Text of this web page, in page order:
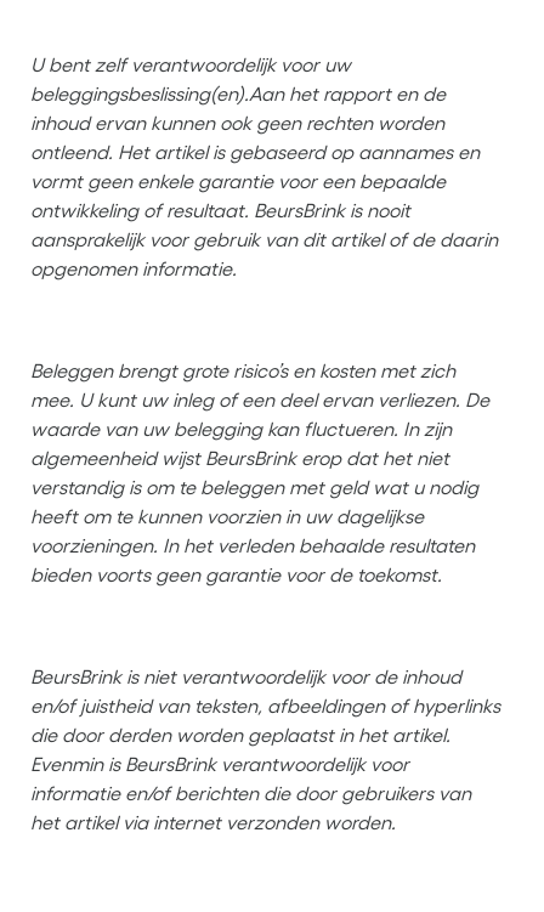
U bent zelf verantwoordelijk voor uw
beleggingsbeslissing(en). Aan het rapport en de
inhoud ervan kunnen ook geen rechten worden
ontleend. Het artikel is gebaseerd op aannames en
vormt geen enkele garantie voor een bepaalde
ontwikkeling of resultaat. BeursBrink is nooit
aansprakelijk voor gebruik van dit artikel of de daarin
opgenomen informatie.
Beleggen brengt grote risico’s en kosten met zich
mee. U kunt uw inleg of een deel ervan verliezen. De
waarde van uw belegging kan fluctueren. In zijn
algemeenheid wijst BeursBrink erop dat het niet
verstandig is om te beleggen met geld wat u nodig
heeft om te kunnen voorzien in uw dagelijkse
voorzieningen. In het verleden behaalde resultaten
bieden voorts geen garantie voor de toekomst.
BeursBrink is niet verantwoordelijk voor de inhoud
en/of juistheid van teksten, afbeeldingen of hyperlinks
die door derden worden geplaatst in het artikel.
Evenmin is BeursBrink verantwoordelijk voor
informatie en/of berichten die door gebruikers van
het artikel via internet verzonden worden.